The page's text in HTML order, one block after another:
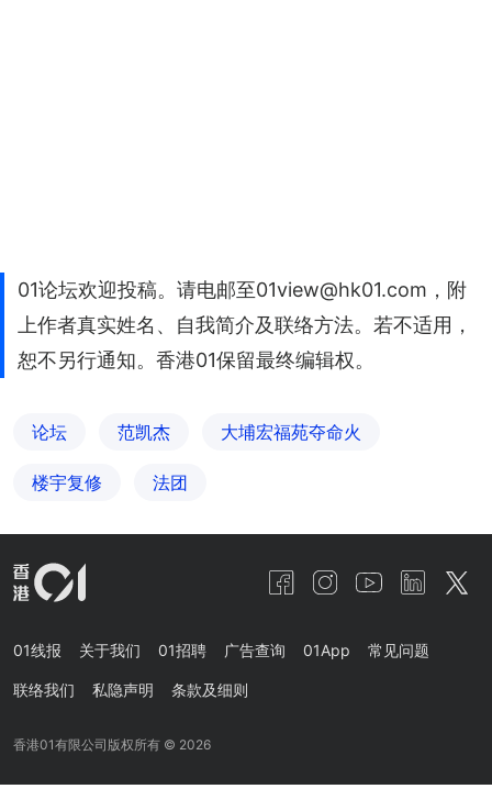
01论坛欢迎投稿。请电邮至01view@hk01.com，附
上作者真实姓名、自我简介及联络方法。若不适用，
恕不另行通知。香港01保留最终编辑权。
论坛 范凯杰 大埔宏福苑夺命火
楼宇复修 法团
01线报 关于我们 01招聘 广告查询 01App 常见问题
联络我们 私隐声明 条款及细则
香港01有限公司版权所有 © 2026